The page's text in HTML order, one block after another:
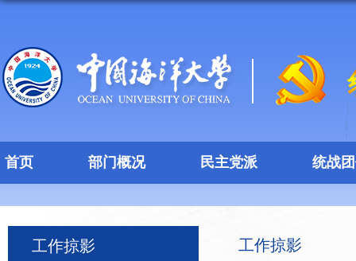
首页 部门概况 民主党派 统战
工作掠影 工作掠影